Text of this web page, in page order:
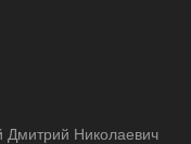
Дмитрий Николаевич